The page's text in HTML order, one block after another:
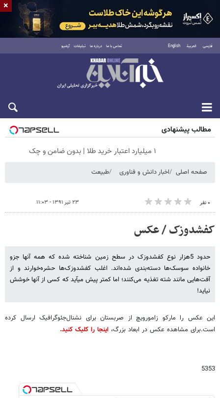
فارسی العربية English تماس با ما درباره ما تبلیغات آرشیو
جمعه ۱۶ مرداد ۱۴۰۵
مطالب پیشنهادی
۱ میلیارد اعتبار خرید طلا | بدون ضامن و چک
صفحه اصلی اخبار دانش و فناوری طبیعت
۰ نفر ۲۳ تیر ۱۳۹۱ - ۱۱:۰۳
کفشدوزک / عکس
حدود 5هزار نوع کفشدوزک در سطح زمین شناخته شده که همه آنها جزو
خانواده سوسک‌ها دسته‌بندی شده‌اند. اغلب کفشدوزک‌ها حشره‌خوارند و از
آفت‌هایی مانند شته تغذیه می‌کنند؛ اما کمتر پیش می‎آید که کسی از آنها خوشش
نیاید!
این عکس را مارکو زامورویچ از صربستان برای نشنال‌جئوگرافیک ارسال کرده
است.برای مشاهده عکس در ابعاد بزرگ، اینجا را کلیک کنید.
5353
×